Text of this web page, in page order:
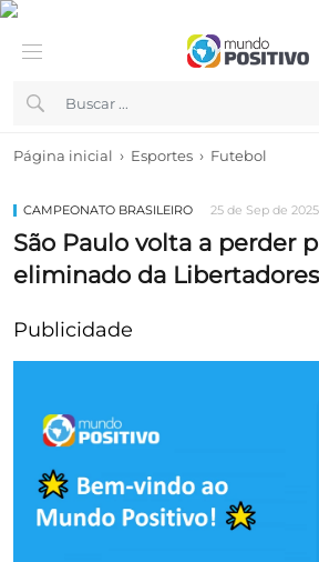
Página inicial › Esportes › Futebol
CAMPEONATO BRASILEIRO 25 de Sep de
São Paulo volta a perder
eliminado da
Publicidade